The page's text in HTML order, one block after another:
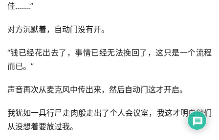
佳........”
对方沉默着，自动门没有开。
“钱已经花出去了，事情已经无法挽回了，这只是一个流程
而已。”
声音再次从麦克风中传出来，然后自动门这才开启。
我犹如一具行尸走肉般走出了个人会议室，我这才明白他们
从没想着要放过我。